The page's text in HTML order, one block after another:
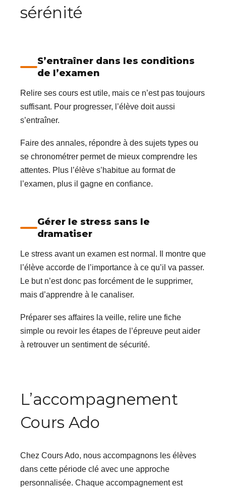
sérénité
S’entraîner dans les conditions
de l’examen
Relire ses cours est utile, mais ce n’est pas toujours
suffisant. Pour progresser, l’élève doit aussi
s’entraîner.
Faire des annales, répondre à des sujets types ou
se chronométrer permet de mieux comprendre les
attentes. Plus l’élève s’habitue au format de
l’examen, plus il gagne en confiance.
Gérer le stress sans le
dramatiser
Le stress avant un examen est normal. Il montre que
l’élève accorde de l’importance à ce qu’il va passer.
Le but n’est donc pas forcément de le supprimer,
mais d’apprendre à le canaliser.
Préparer ses affaires la veille, relire une fiche
simple ou revoir les étapes de l’épreuve peut aider
à retrouver un sentiment de sécurité.
L’accompagnement
Cours Ado
Chez Cours Ado, nous accompagnons les élèves
dans cette période clé avec une approche
personnalisée. Chaque accompagnement est